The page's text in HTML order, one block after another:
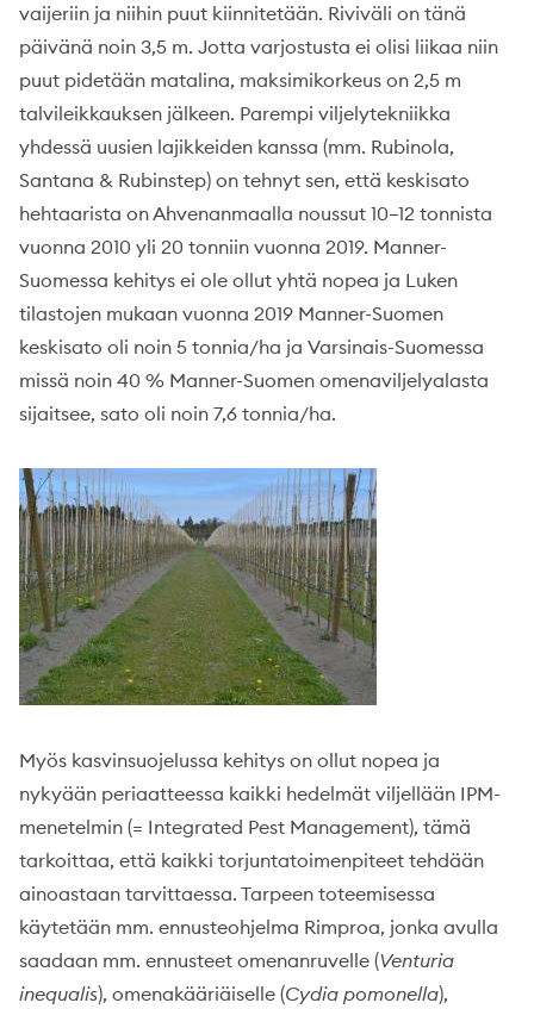
vaijeriin ja niihin puut kiinnitetään. Riviväli on tänä
päivänä noin 3,5 m. Jotta varjostusta ei olisi liikaa niin
puut pidetään matalina, maksimikorkeus on 2,5 m
talvileikkauksen jälkeen. Parempi viljelytekniikka
yhdessä uusien lajikkeiden kanssa (mm. Rubinola,
Santana & Rubinstep) on tehnyt sen, että keskisato
hehtaarista on Ahvenanmaalla noussut 10–12 tonnista
vuonna 2010 yli 20 tonniin vuonna 2019. Manner-
Suomessa kehitys ei ole ollut yhtä nopea ja Luken
tilastojen mukaan vuonna 2019 Manner-Suomen
keskisato oli noin 5 tonnia/ha ja Varsinais-Suomessa
missä noin 40 % Manner-Suomen omenaviljelyalasta
sijaitsee, sato oli noin 7,6 tonnia/ha.
Myös kasvinsuojelussa kehitys on ollut nopea ja
nykyään periaatteessa kaikki hedelmät viljellään IPM-
menetelmin (= Integrated Pest Management), tämä
tarkoittaa, että kaikki torjuntatoimenpiteet tehdään
ainoastaan tarvittaessa. Tarpeen toteemisessa
käytetään mm. ennusteohjelma Rimproa, jonka avulla
saadaan mm. ennusteet omenanruvelle (Venturia
inequalis), omenakääriäiselle (Cydia pomonella),